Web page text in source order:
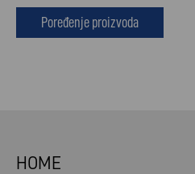
Poređenje proizvoda
HOME